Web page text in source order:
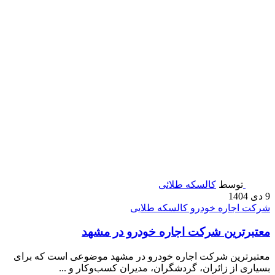
توسط کالسکه طلائی
9 دی 1404
شرکت اجاره خودرو کالسکه طلایی
معتبرترین شرکت اجاره خودرو در مشهد
معتبرترین شرکت اجاره خودرو در مشهد موضوعی است که برای
بسیاری از زائران، گردشگران، مدیران کسب‌وکار و ...